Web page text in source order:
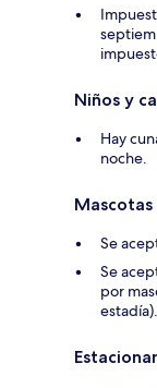
Niños y
Hay
noche.
Mascotas
Se
Se
por
estadía).